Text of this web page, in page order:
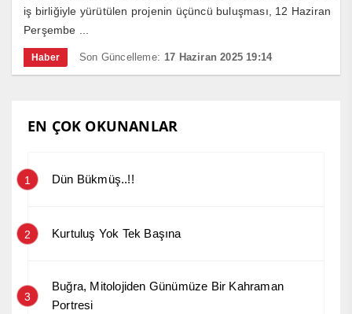
iş birliğiyle yürütülen projenin üçüncü buluşması, 12 Haziran
Perşembe ...
Haber Son Güncelleme: 17 Haziran 2025 19:14
EN ÇOK OKUNANLAR
1 Dün Bükmüş..!!
2 Kurtuluş Yok Tek Başına
3
Buğra, Mitolojiden Günümüze Bir Kahraman
Portresi